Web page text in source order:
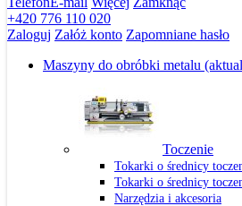
+420 776 110 020
Zaloguj Załóż konto Zapomniane hasło
Maszyny do obróbki metalu
Toczenie
Tokarki o średnicy
Tokarki o średnicy
Narzędzia i akcesoria